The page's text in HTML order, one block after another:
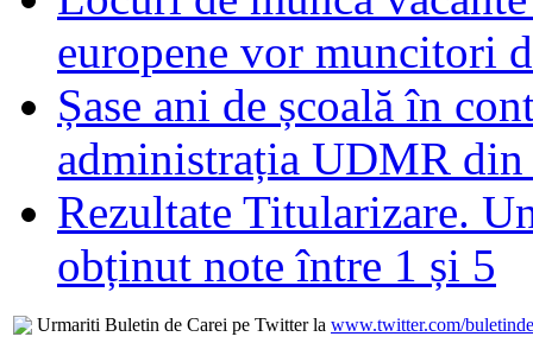
europene vor muncitori
Șase ani de școală în
administrația UDMR din
Rezultate Titularizare.
obținut note între 1 și 5
Urmariti Buletin de Carei pe Twitter la www.twitter.com/